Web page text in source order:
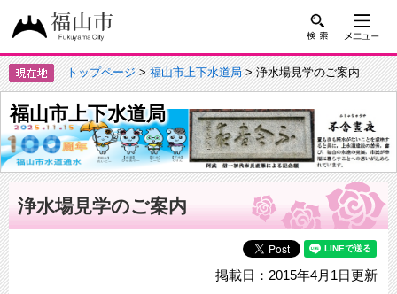
トップページ>福山市上下水道局> 浄水場見学のご案内
福山市上下水道局
浄水場見学のご案内
掲載日：2015年4月1日更新